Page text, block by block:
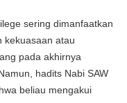
sering dimanfaatkan
kekuasaan atau
pada akhirnya
hadits Nabi SAW
beliau mengakui